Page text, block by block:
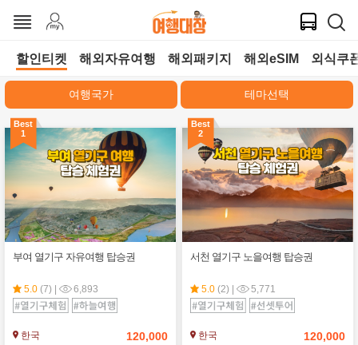
할인티켓 해외자유여행 해외패키지 해외eSIM 외식쿠폰
여행국가 테마선택
Best
1
부여 열기구 자유여행 탑승권
5.0(7) | 6,893
한국 120,000
Best
2
서천 열기구 노을여행 탑승권
5.0(2) | 5,771
한국 120,000